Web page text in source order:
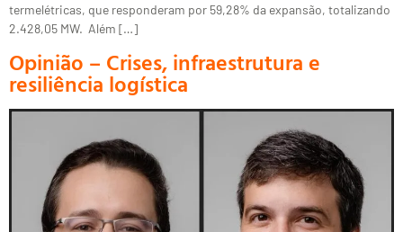
termelétricas, que responderam por 59,28% da expansão, totalizando
2.428,05 MW. Além […]
Opinião – Crises, infraestrutura e
resiliência logística